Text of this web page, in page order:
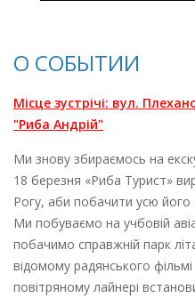
О СОБЫТИИ
Місце зустрічі: вул.
"Риба Андрій"
Ми знову збираємось на
18 березня «Риба Турист»
Рогу, аби побачити усю його
Ми побуваємо на учбовій
побачимо справжній парк
відомому радянського
повітряному лайнері